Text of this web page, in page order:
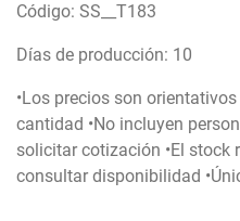
Código: SS__T183
Días de producción: 10
•Los precios son
cantidad •No incluyen
solicitar cotización •El stock
consultar disponibilidad